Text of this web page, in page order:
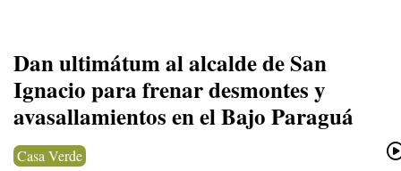
Dan ultimátum al alcalde de San
Ignacio para frenar desmontes y
avasallamientos en el Bajo Paraguá
Casa Verde